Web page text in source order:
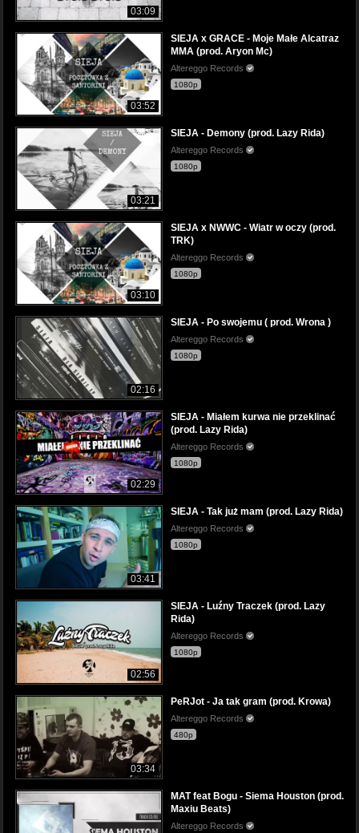
03:09
03:52
SIEJA x GRACE - Moje Małe Alcatraz
MMA (prod. Aryon Mc)
Altereggo Records
1080p
03:21
SIEJA - Demony (prod. Lazy Rida)
Altereggo Records
1080p
03:10
SIEJA x NWWC - Wiatr w oczy (prod.
TRK)
Altereggo Records
1080p
02:16
SIEJA - Po swojemu ( prod. Wrona )
Altereggo Records
1080p
02:29
SIEJA - Miałem kurwa nie przeklinać
(prod. Lazy Rida)
Altereggo Records
1080p
03:41
SIEJA - Tak już mam (prod. Lazy Rida)
Altereggo Records
1080p
02:56
SIEJA - Luźny Traczek (prod. Lazy
Rida)
Altereggo Records
1080p
03:34
PeRJot - Ja tak gram (prod. Krowa)
Altereggo Records
480p
MAT feat Bogu - Siema Houston (prod.
Maxiu Beats)
Altereggo Records